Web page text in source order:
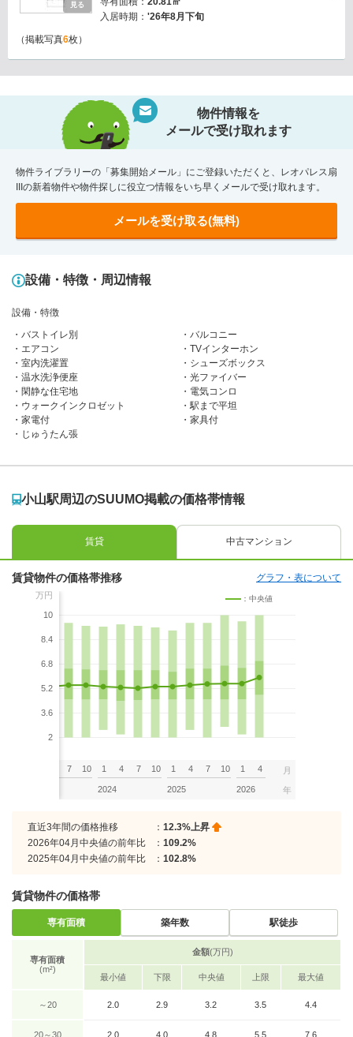
見る
入居時期： '26年8月下旬
（掲載写真6枚）
物件情報を
メールで受け取れます
物件ライブラリーの「募集開始メール」にご登録いただくと、レオパレス扇
IIIの新着物件や物件探しに役立つ情報をいち早くメールで受け取れます。
メールを受け取る(無料)
設備・特徴・周辺情報
設備・特徴
バストイレ別
バルコニー
エアコン
TVインターホン
室内洗濯置
シューズボックス
温水洗浄便座
光ファイバー
閑静な住宅地
電気コンロ
ウォークインクロゼット
駅まで平坦
家電付
家具付
じゅうたん張
小山駅周辺のSUUMO掲載の価格帯情報
賃貸 中古マンション
賃貸物件の価格帯推移 グラフ・表について
万円
10
8.4
6.8
5.2
3.6
2
：中央値
7 10 1 4 7 10
2024
1 4 7 10
2025
1 4
2026
月
年
直近3年間の価格推移 ： 12.3%上昇
2026年04月中央値の前年比
： 109.2%
2025年04月中央値の前年比
： 102.8%
賃貸物件の価格帯
専有面積 築年数 駅徒歩
専有面積
(m²)
金額(万円)
最小値 下限 中央値 上限 最大値
～20 2.0 2.9 3.2 3.5 4.4
20～30 2.0 4.0 4.8 5.5 7.6